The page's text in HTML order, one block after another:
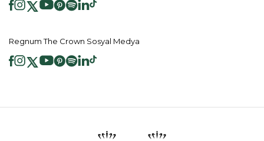
Regnum The Crown Sosyal Medya